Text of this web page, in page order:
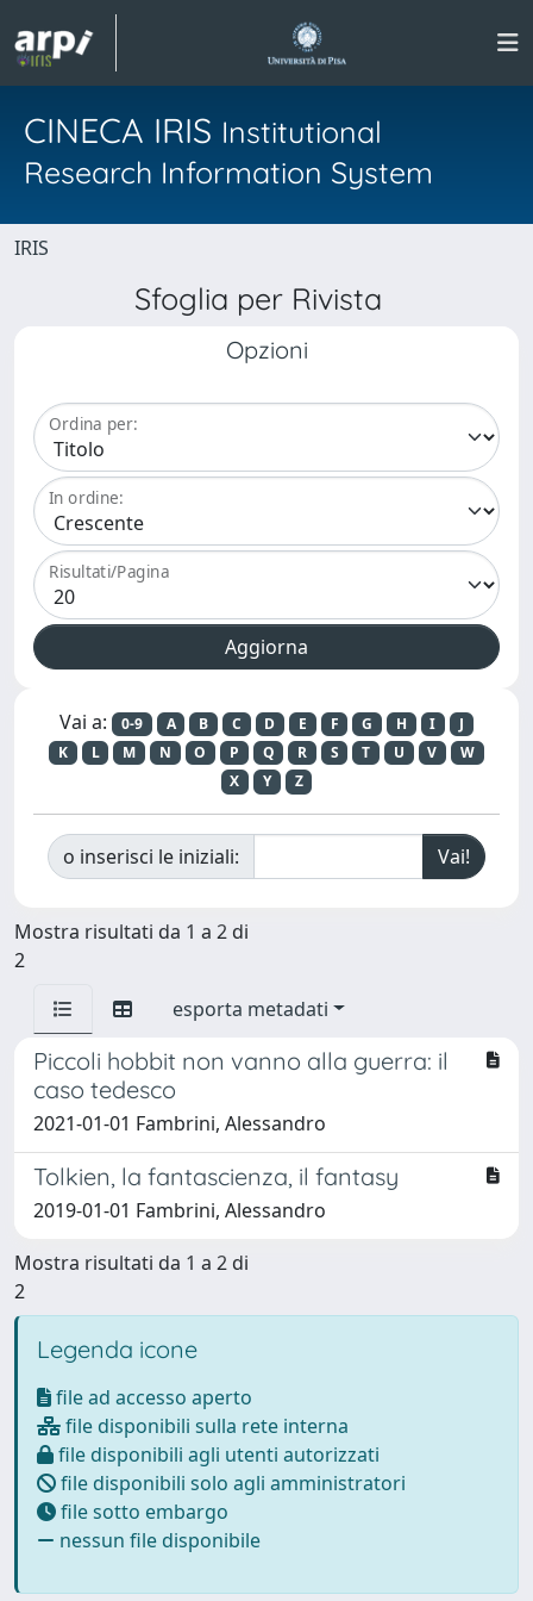
CINECA IRIS Institutional
Research Information System
IRIS
Sfoglia per Rivista
Opzioni
Ordina per:
In ordine:
Risultati/Pagina
Vai a: 0-9 A B C D E F G H I
J
K
L M N O P Q R S T U V
W
X
Y Z
o inserisci le iniziali:
Mostra risultati da 1 a 2 di
2
esporta metadati
Piccoli hobbit non vanno alla guerra: il
caso tedesco
2021-01-01 Fambrini, Alessandro
Tolkien, la fantascienza, il fantasy
2019-01-01 Fambrini, Alessandro
Mostra risultati da 1 a 2 di
2
Legenda icone
file ad accesso aperto
file disponibili sulla rete interna
file disponibili agli utenti autorizzati
file disponibili solo agli amministratori
file sotto embargo
nessun file disponibile